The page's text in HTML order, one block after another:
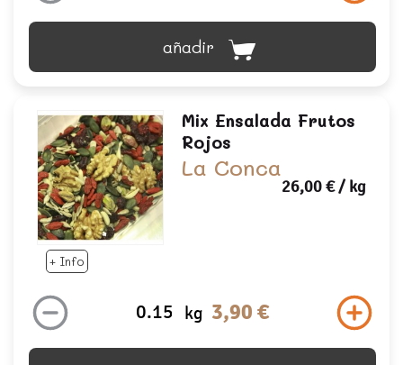
añadir
+ Info
Mix Ensalada Frutos
Rojos
La Conca
26,00 €/ kg
kg 3,90 €